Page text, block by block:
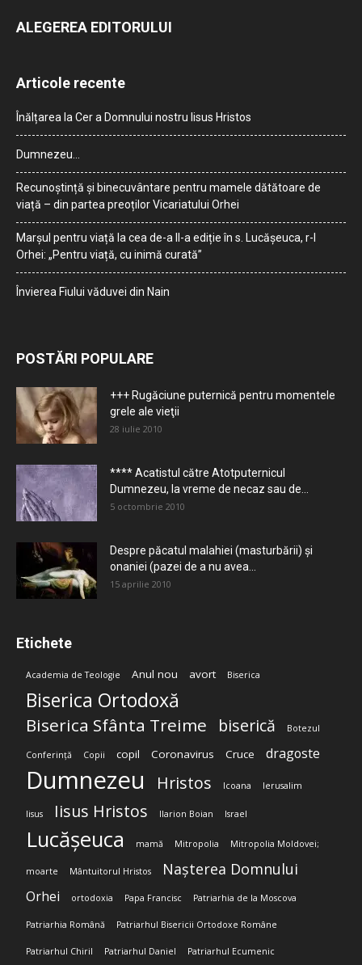
ALEGEREA EDITORULUI
Articole recente
Înălțarea la Cer a Domnului nostru Iisus Hristos
Dumnezeu…
Recunoștință și binecuvântare pentru mamele dătătoare de
viață – din partea preoților Vicariatului Orhei
Marșul pentru viață la cea de-a II-a ediție în s. Lucășeuca, r-l
Orhei: „Pentru viață, cu inimă curată”
Învierea Fiului văduvei din Nain
POSTĂRI POPULARE
+++ Rugăciune puternică pentru momentele
grele ale vieţii
28 iulie 2010
**** Acatistul către Atotputernicul
Dumnezeu, la vreme de necaz sau de...
5 octombrie 2010
Despre păcatul malahiei (masturbării) şi
onaniei (pazei de a nu avea...
15 aprilie 2010
Etichete
Academia de Teologie Anul nou avort Biserica
Biserica Ortodoxă
Biserica Sfânta Treime biserică Botezul
Conferință Copii copil Coronavirus Cruce dragoste
Dumnezeu Hristos Icoana Ierusalim
Iisus Iisus Hristos Ilarion Boian Israel
Lucășeuca mamă Mitropolia Mitropolia Moldovei;
moarte Mântuitorul Hristos Nașterea Domnului
Orhei ortodoxia Papa Francisc Patriarhia de la Moscova
Patriarhia Română Patriarhul Bisericii Ortodoxe Române
Patriarhul Chiril Patriarhul Daniel Patriarhul Ecumenic